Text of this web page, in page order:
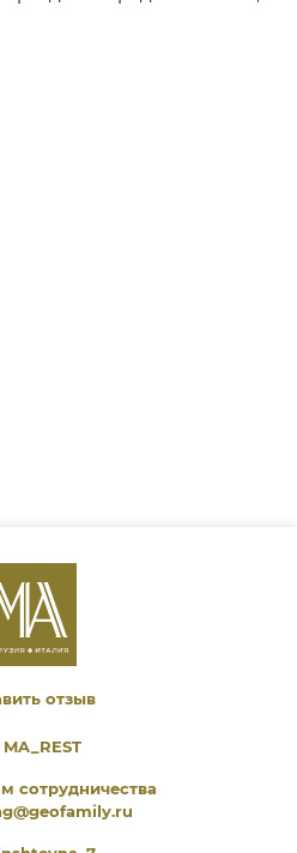
отзыв
MA_REST
сотрудничества